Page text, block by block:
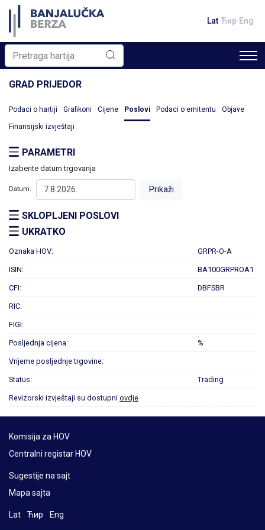
Lat Ћир Eng
GRAD PRIJEDOR
Podaci o hartiji Grafikoni Cijene Poslovi Podaci o emitentu Objave
Finansijski izvještaji
PARAMETRI
Izaberite datum trgovanja
Datum:
SKLOPLJENI POSLOVI
UKRATKO
Oznaka HOV: GRPR-O-A
ISIN: BA100GRPROA1
CFI: DBFSBR
RIC:
FIGI:
Posljednja cijena: %
Vrijeme posljednje trgovine:
Status: Trading
Revizorski izvještaji su dostupni ovdje
Komisija za HOV
Centralni registar HOV
Sugestije na sajt
Mapa sajta
Lat Ћир Eng